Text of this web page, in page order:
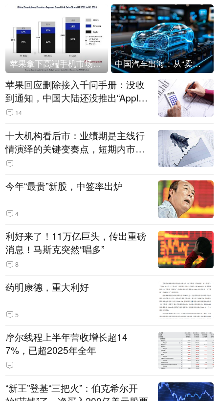
苹果拿下高端手机市场65%的份额：iPhone 17系列功不可没 中国汽车出海：从“卖出去”到“走进去”
苹果回应删除接入千问手册：没收
到通知，中国大陆还没推出“Apple
智能使用千问”功能
14
十大机构看后市：业绩期是主线行
情演绎的关键变奏点，短期内市场
或继续反弹，关注三条业绩主线
今年“最贵”新股，中签率出炉
4
利好来了！11万亿巨头，传出重磅
消息！马斯克突然“唱多”
8
药明康德，重大利好
5
摩尔线程上半年营收增长超14
7%，已超2025年全年
“新王”登基“三把火”：伯克希尔开